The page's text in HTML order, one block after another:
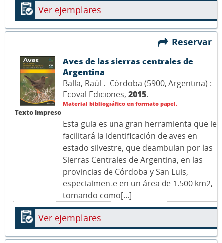
Ver ejemplares
Reservar
Texto impreso
Aves de las sierras centrales de
Argentina
Balla, Raúl .- Córdoba (5900, Argentina) :
Ecoval Ediciones, 2015.
Material bibliográfico en formato papel.
Esta guía es una gran herramienta que le
facilitará la identificación de aves en
estado silvestre, que deambulan por las
Sierras Centrales de Argentina, en las
provincias de Córdoba y San Luis,
especialmente en un área de 1.500 km2,
tomando como[...]
Ver ejemplares